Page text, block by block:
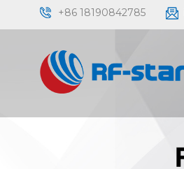
+86 18190842785